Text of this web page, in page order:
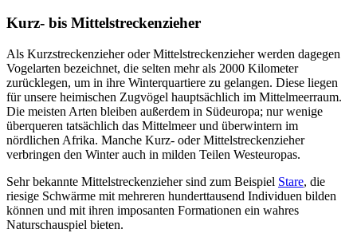
Kurz- bis Mittelstreckenzieher
Als Kurzstreckenzieher oder Mittelstreckenzieher werden dagegen
Vogelarten bezeichnet, die selten mehr als 2000 Kilometer
zurücklegen, um in ihre Winterquartiere zu gelangen. Diese liegen
für unsere heimischen Zugvögel hauptsächlich im Mittelmeerraum.
Die meisten Arten bleiben außerdem in Südeuropa; nur wenige
überqueren tatsächlich das Mittelmeer und überwintern im
nördlichen Afrika. Manche Kurz- oder Mittelstreckenzieher
verbringen den Winter auch in milden Teilen Westeuropas.
Sehr bekannte Mittelstreckenzieher sind zum Beispiel Stare, die
riesige Schwärme mit mehreren hunderttausend Individuen bilden
können und mit ihren imposanten Formationen ein wahres
Naturschauspiel bieten.